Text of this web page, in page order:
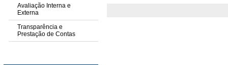
Avaliação Interna e
Externa
Transparência e
Prestação de Contas